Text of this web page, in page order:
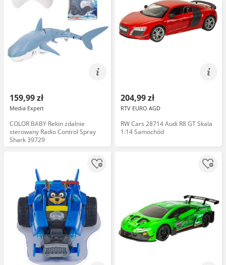
159,99 zł
Media Expert
COLOR BABY Rekin zdalnie
sterowany Radio Control Spray
Shark 39729
204,99 zł
RTV EURO AGD
RW Cars 28714 Audi R8 GT Skala
1:14 Samochód